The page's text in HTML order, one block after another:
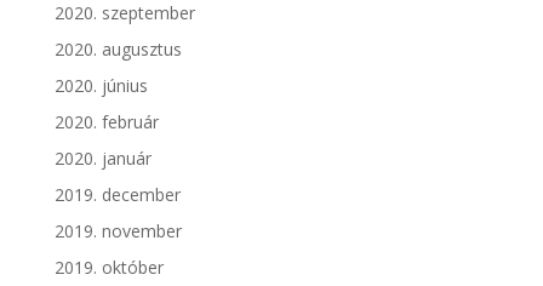
2020. szeptember
2020. augusztus
2020. június
2020. február
2020. január
2019. december
2019. november
2019. október